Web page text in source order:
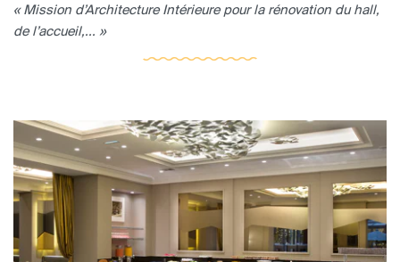
« Mission d’Architecture Intérieure pour la rénovation du hall,
de l’accueil,... »